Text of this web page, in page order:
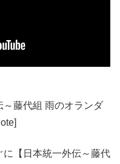
～藤代組 雨のオランダ
【日本統一外伝～藤代